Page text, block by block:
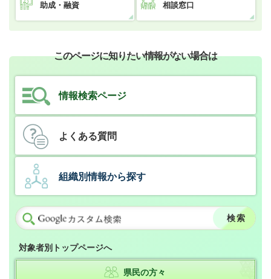
助成・融資 相談窓口
このページに知りたい情報がない場合は
情報検索ページ
よくある質問
組織別情報から探す
対象者別トップページへ
県民の方々